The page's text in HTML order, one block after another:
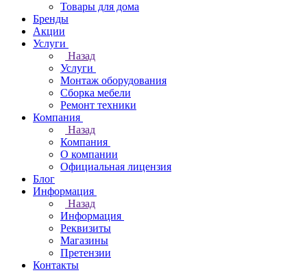
Товары для дома
Бренды
Акции
Услуги
Назад
Услуги
Монтаж оборудования
Сборка мебели
Ремонт техники
Компания
Назад
Компания
О компании
Официальная лицензия
Блог
Информация
Назад
Информация
Реквизиты
Магазины
Претензии
Контакты